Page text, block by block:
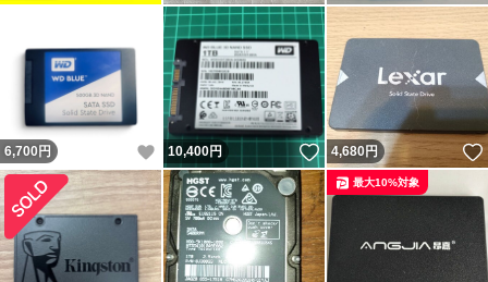
6,700 円 いいね！
10,400円 いいね！
4,680円
最大10%対象